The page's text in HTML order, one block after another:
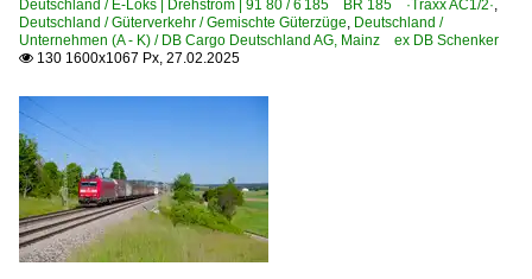
Deutschland / E-Loks | Drehstrom | 91 80 / 6 185 BR 185 ·Traxx AC1/2·,
Deutschland / Güterverkehr / Gemischte Güterzüge, Deutschland /
Unternehmen (A - K) / DB Cargo Deutschland AG, Mainz ex DB Schenker
 130 1600x1067 Px, 27.02.2025